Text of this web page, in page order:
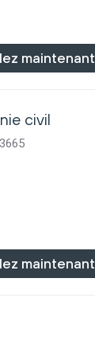
maintenant
civil
3665
maintenant